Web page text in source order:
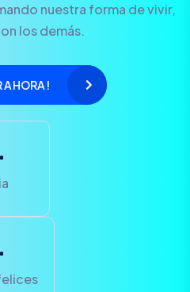
nuestra forma de vivir,
los demás.
AHORA!